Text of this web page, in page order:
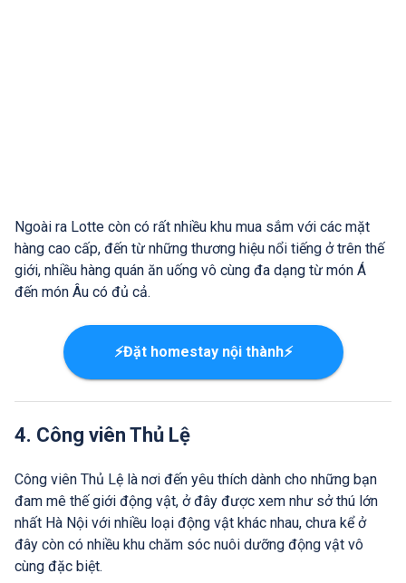
Ngoài ra Lotte còn có rất nhiều khu mua sắm với các mặt
hàng cao cấp, đến từ những thương hiệu nổi tiếng ở trên thế
giới, nhiều hàng quán ăn uống vô cùng đa dạng từ món Á
đến món Âu có đủ cả.
⚡Đặt homestay nội thành⚡
4. Công viên Thủ Lệ
Công viên Thủ Lệ là nơi đến yêu thích dành cho những bạn
đam mê thế giới động vật, ở đây được xem như sở thú lớn
nhất Hà Nội với nhiều loại động vật khác nhau, chưa kể ở
đây còn có nhiều khu chăm sóc nuôi dưỡng động vật vô
cùng đặc biệt.